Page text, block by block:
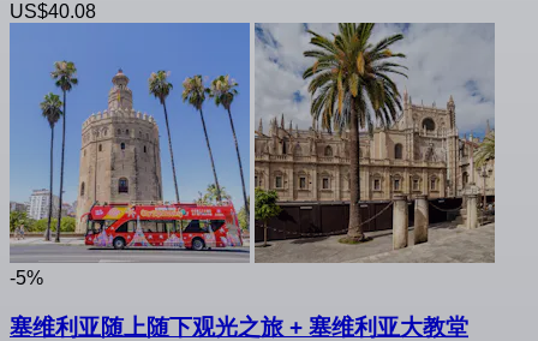
US$40.08
-5%
塞维利亚随上随下观光之旅 + 塞维利亚大教堂